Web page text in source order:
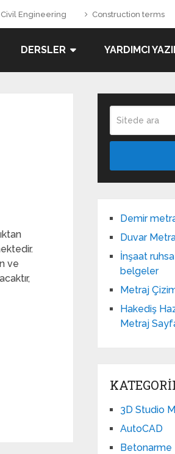
Civil Engineering Construction terms
DERSLER YARDIMCI
ve
Demir
Duvar
İnşaat
belgeler
Metraj
Hakediş
Metraj
3D Studio
AutoCAD
Betonarme